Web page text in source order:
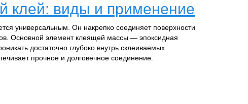
клей: виды и применение
универсальным. Он накрепко соединяет поверхности
Основной элемент клеящей массы — эпоксидная
достаточно глубоко внутрь склеиваемых
прочное и долговечное соединение.